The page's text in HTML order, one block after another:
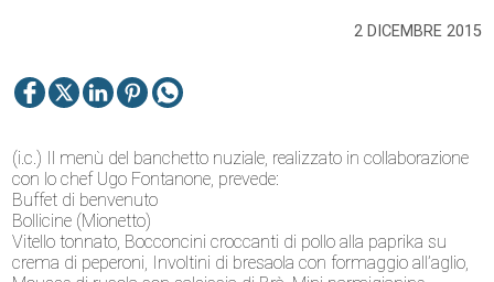
2 DICEMBRE 2015
(i.c.) Il menù del banchetto nuziale, realizzato in collaborazione
con lo chef Ugo Fontanone, prevede:
Buffet di benvenuto
Bollicine (Mionetto)
Vitello tonnato, Bocconcini croccanti di pollo alla paprika su
crema di peperoni, Involtini di bresaola con formaggio all’aglio,